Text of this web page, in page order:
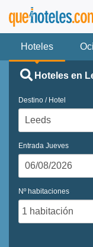
Hoteles
Hoteles en
Destino / Hotel
Entrada Jueves
Nº habitaciones